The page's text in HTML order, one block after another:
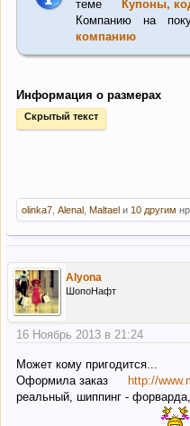
теме
Купоны,
Компанию на
компанию
Информация о размерах
Скрытый текст
olinka7 Alenal Maltael и 10 другим
Alyona
ШопоНафт
16 Ноябрь 2013 в 21:24
Может кому пригодится...
Оформила заказ
http://
реальный, шиппинг -